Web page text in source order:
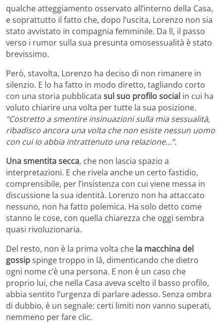
qualche atteggiamento osservato all’interno della Casa,
e soprattutto il fatto che, dopo l’uscita, Lorenzo non sia
stato avvistato in compagnia femminile. Da lì, il passo
verso i rumor sulla sua presunta omosessualità è stato
brevissimo.
Però, stavolta, Lorenzo ha deciso di non rimanere in
silenzio. E lo ha fatto in modo diretto, tagliando corto
con una storia pubblicata sul suo profilo social in cui ha
voluto chiarire una volta per tutte la sua posizione.
“Costretto a smentire insinuazioni sulla mia sessualità,
ribadisco ancora una volta che non esiste nessun uomo
con cui io abbia intrattenuto una relazione…”.
Una smentita secca, che non lascia spazio a
interpretazioni. E che rivela anche un certo fastidio,
comprensibile, per l’insistenza con cui viene messa in
discussione la sua identità. Lorenzo non ha attaccato
nessuno, non ha fatto polemica. Ha solo detto come
stanno le cose, con quella chiarezza che oggi sembra
quasi rivoluzionaria.
Del resto, non è la prima volta che la macchina del
gossipspinge troppo in là, dimenticando che dietro
ogni nome c’è una persona. E non è un caso che
proprio lui, che nella Casa aveva scelto il basso profilo,
abbia sentito l’urgenza di parlare adesso. Senza ombra
di dubbio, è un segnale: certi limiti non vanno superati,
nemmeno per fare clic.